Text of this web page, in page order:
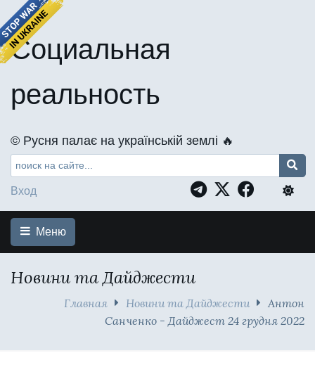
Социальная
реальность
©️ Русня палає на українській землі 🔥
Вход
Меню
Новини та Дайджести
Главная Новини та Дайджести
Антон
Санченко - Дайджест 24 грудня 2022